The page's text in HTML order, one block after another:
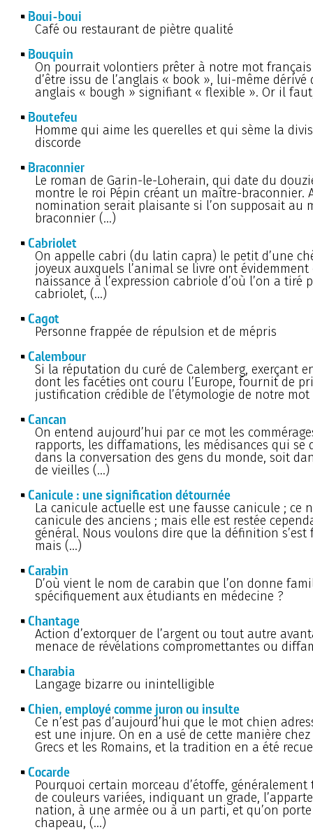
Boui-boui
Café ou restaurant de piètre qualité
Bouquin
On pourrait volontiers prêter à notre mot
d’être issu de l’anglais « book », lui-même dérivé
anglais « bough » signifiant « flexible ». Or il
Boutefeu
Homme qui aime les querelles et qui sème la
discorde
Braconnier
Le roman de Garin-le-Loherain, qui date du
montre le roi Pépin créant un maître-braconnier.
nomination serait plaisante si l’on supposait au
braconnier (…)
Cabriolet
On appelle cabri (du latin capra) le petit d’une
joyeux auxquels l’animal se livre ont
naissance à l’expression cabriole d’où l’on a tiré
cabriolet, (…)
Cagot
Personne frappée de répulsion et de mépris
Calembour
Si la réputation du curé de Calemberg, exerçant
dont les facéties ont couru l’Europe, fournit de
justification crédible de l’étymologie de notre
Cancan
On entend aujourd’hui par ce mot les
rapports, les diffamations, les médisances qui se
dans la conversation des gens du monde, soit
de vieilles (…)
Canicule : une signification détournée
La canicule actuelle est une fausse canicule ; ce
canicule des anciens ; mais elle est restée
général. Nous voulons dire que la définition s’est
mais (…)
Carabin
D’où vient le nom de carabin que l’on donne
spécifiquement aux étudiants en médecine ?
Chantage
Action d’extorquer de l’argent ou tout autre
menace de révélations compromettantes ou
Charabia
Langage bizarre ou inintelligible
Chien, employé comme juron ou insulte
Ce n’est pas d’aujourd’hui que le mot chien
est une injure. On en a usé de cette manière chez
Grecs et les Romains, et la tradition en a été
Cocarde
Pourquoi certain morceau d’étoffe,
de couleurs variées, indiquant un grade,
nation, à une armée ou à un parti, et qu’on
chapeau, (…)